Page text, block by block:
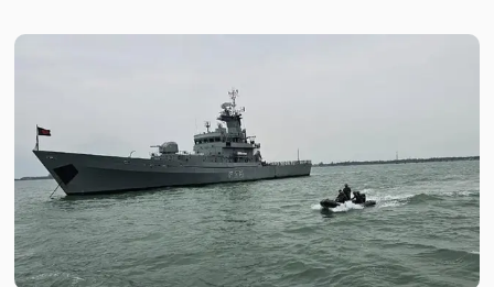
কোনো বিষয় নিয়েই এখানে তেমন গবেষণা নেই। জাতি হিসেবে পিছিয়ে